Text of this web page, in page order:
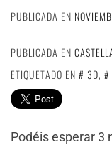
PUBLICADA EN
PUBLICADA EN
ETIQUETADO EN
3D,
Podéis esperar 3